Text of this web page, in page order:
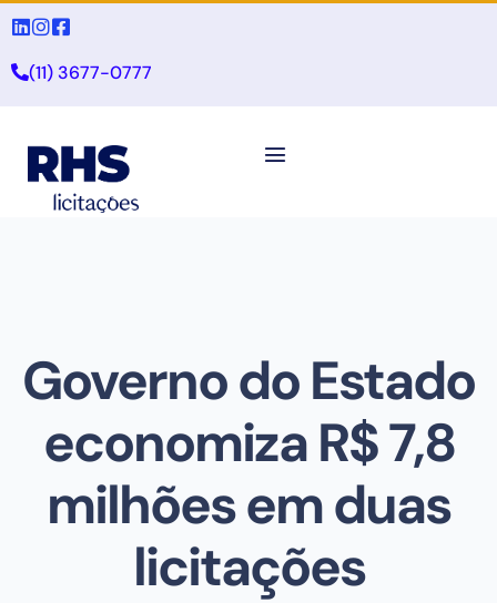
(11) 3677-0777
Governo do Estado
economiza R$ 7,8
milhões em duas
licitações